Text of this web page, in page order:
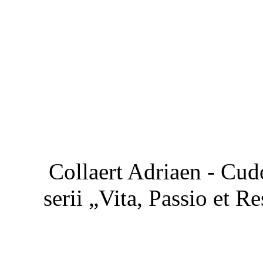
Collaert Adriaen -
serii „Vita, Passio et